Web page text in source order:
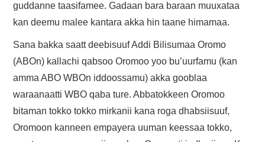
guddanne taasifamee. Gadaan bara baraan muuxataa
kan deemu malee kantara akka hin taane himamaa.
Sana bakka saatt deebisuuf Addi Bilisumaa Oromo
(ABOn) kallachi qabsoo Oromoo yoo bu’uurfamu (kan
amma ABO WBOn iddoossamu) akka gooblaa
waraanaatti WBO qaba ture. Abbatokkeen Oromoo
bitaman tokko tokko mirkanii kana roga dhabsiisuuf,
Oromoon kanneen empayera uuman keessaa tokko,